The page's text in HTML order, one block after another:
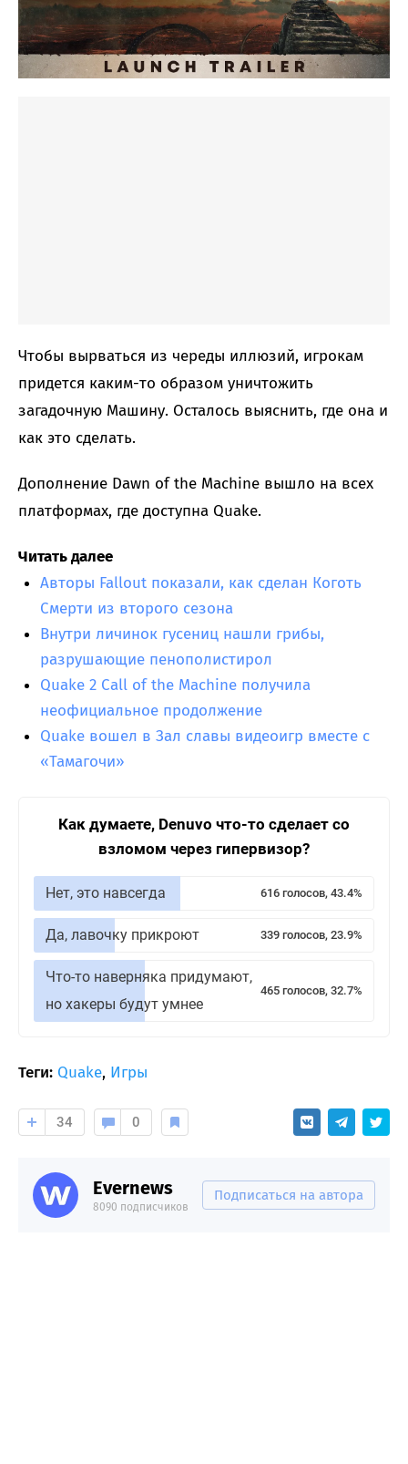
Чтобы вырваться из череды иллюзий, игрокам
придется каким-то образом уничтожить
загадочную Машину. Осталось выяснить, где она и
как это сделать.
Дополнение Dawn of the Machine вышло на всех
платформах, где доступна Quake.
Читать далее
Авторы Fallout показали, как сделан Коготь
Смерти из второго сезона
Внутри личинок гусениц нашли грибы,
разрушающие пенополистирол
Quake 2 Call of the Machine получила
неофициальное продолжение
Quake вошел в Зал славы видеоигр вместе с
«Тамагочи»
Как думаете, Denuvo что-то сделает со
взломом через гипервизор?
Нет, это навсегда 616 голосов, 43.4%
Да, лавочку прикроют 339 голосов, 23.9%
Что-то наверняка придумают,
но хакеры будут умнее
465 голосов, 32.7%
Теги: Quake, Игры
34 0
Evernews
8090 подписчиков
Подписаться на автора